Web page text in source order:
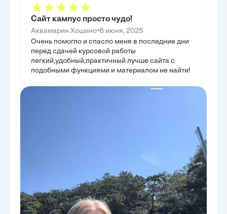
обзор передовых инструментов и концепций,
формирующих современное понимание
финансового анализа.
Сайт кампус просто чудо!
Аквамарин Хошино•6 июня, 2025
Очень помогло и спасло меня в последние дни
перед сдачей курсовой работы
легкий,удобный,практичный лучше сайта с
подобными функциями и материалом не найти!